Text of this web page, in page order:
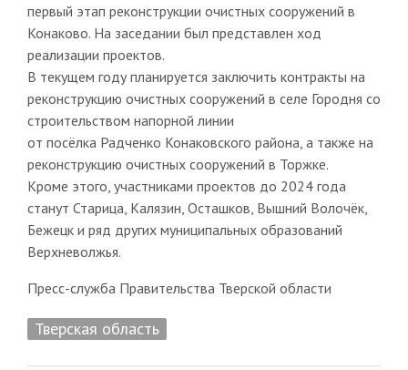
первый этап реконструкции очистных сооружений в
Конаково. На заседании был представлен ход
реализации проектов.
В текущем году планируется заключить контракты на
реконструкцию очистных сооружений в селе Городня со
строительством напорной линии
от посёлка Радченко Конаковского района, а также на
реконструкцию очистных сооружений в Торжке.
Кроме этого, участниками проектов до 2024 года
станут Старица, Калязин, Осташков, Вышний Волочёк,
Бежецк и ряд других муниципальных образований
Верхневолжья.
Пресс-служба Правительства Тверской области
Тверская область